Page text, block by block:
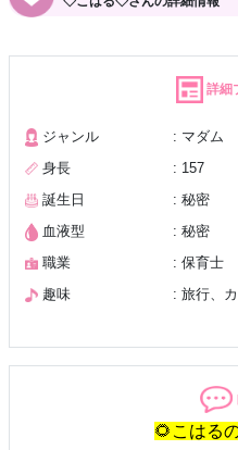
詳細
ジャンル
: マダム
身長
: 157
誕生日
: 秘密
血液型
: 秘密
職業
: 保育士
趣味
: 旅行、
🌻こはる